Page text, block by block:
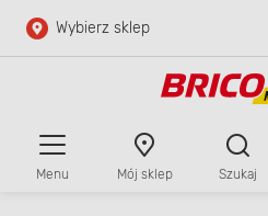
Przejdź do głównej zawartości
Wybierz sklep
Menu Mój sklep Szukaj